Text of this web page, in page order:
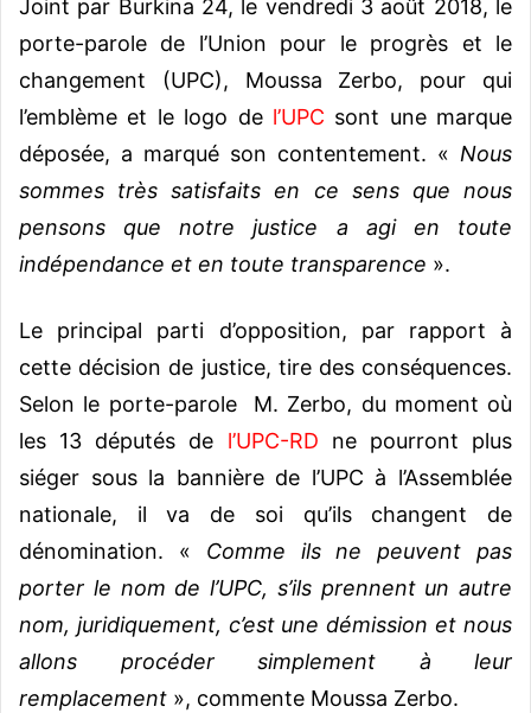
Joint par Burkina 24, le vendredi 3 août 2018, le
porte-parole de l’Union pour le progrès et le
changement (UPC), Moussa Zerbo, pour qui
l’emblème et le logo de l’UPC sont une marque
déposée, a marqué son contentement. « Nous
sommes très satisfaits en ce sens que nous
pensons que notre justice a agi en toute
indépendance et en toute transparence ».
Le principal parti d’opposition, par rapport à
cette décision de justice, tire des conséquences.
Selon le porte-parole M. Zerbo, du moment où
les 13 députés de l’UPC-RD ne pourront plus
siéger sous la bannière de l’UPC à l’Assemblée
nationale, il va de soi qu’ils changent de
dénomination. « Comme ils ne peuvent pas
porter le nom de l’UPC, s’ils prennent un autre
nom, juridiquement, c’est une démission et nous
allons procéder simplement à leur
remplacement », commente Moussa Zerbo.